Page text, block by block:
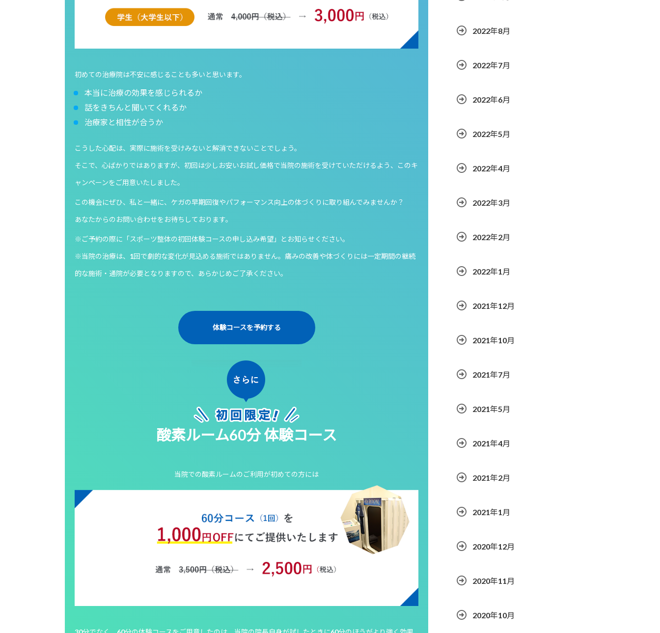
初めての治療院は不安に感じることも多いと思います。
本当に治療の効果を感じられるか
話をきちんと聞いてくれるか
治療家と相性が合うか
こうした心配は、実際に施術を受けみないと解消できないことでしょう。
そこで、心ばかりではありますが、初回は少しお安いお試し価格で当院の施術を受けていただけるよう、このキ
ャンペーンをご用意いたしました。
この機会にぜひ、私と一緒に、ケガの早期回復やパフォーマンス向上の体づくりに取り組んでみませんか？
あなたからのお問い合わせをお待ちしております。
※ご予約の際に「スポーツ整体の初回体験コースの申し込み希望」とお知らせください。
※当院の治療は、1回で劇的な変化が見込める施術ではありません。痛みの改善や体づくりには一定期間の継続
的な施術・通院が必要となりますので、あらかじめご了承ください。
体験コースを予約する
酸素ルーム60分 体験コース
当院での酸素ルームの ご利用が初めての方には
2022年8月
2022年7月
2022年6月
2022年5月
2022年4月
2022年3月
2022年2月
2022年1月
2021年12月
2021年10月
2021年7月
2021年5月
2021年4月
2021年2月
2021年1月
2020年12月
2020年11月
2020年10月